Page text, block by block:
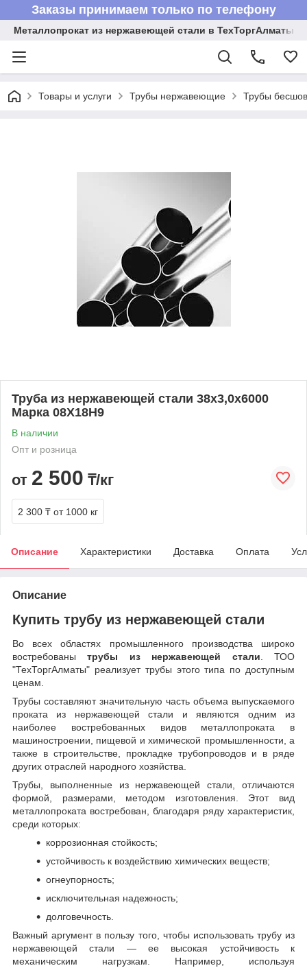
Заказы принимаем только по телефону
Металлопрокат из нержавеющей стали в ТехТоргАлматы
Товары и услуги Трубы нержавеющие Трубы
Труба из нержавеющей стали 38х3,0х6000
Марка 08Х18Н9
В наличии
Опт и розница
от 2 500 ₸/кг
2 300 ₸ от 1000 кг
Описание Характеристики Доставка Оплата
Описание
Купить трубу из нержавеющей стали
Во всех областях промышленного производства широко
востребованытрубы из нержавеющей стали. ТОО
"ТехТоргАлматы" реализует трубы этого типа по доступным
ценам.
Трубы составляют значительную часть объема выпускаемого
проката из нержавеющей стали и являются одним из
наиболее востребованных видов металлопроката в
машиностроении, пищевой и химической промышленности, а
также в строительстве, прокладке трубопроводов и в ряде
других отраслей народного хозяйства.
Трубы, выполненные из нержавеющей стали, отличаются
формой, размерами, методом изготовления. Этот вид
металлопроката востребован, благодаря ряду характеристик,
среди которых:
коррозионная стойкость;
устойчивость к воздействию химических веществ;
огнеупорность;
исключительная надежность;
долговечность.
Важный аргумент в пользу того, чтобы использовать трубу из
нержавеющей стали — ее высокая устойчивость к
механическим нагрузкам. Например, используя